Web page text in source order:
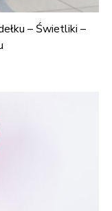
– Świetliki –